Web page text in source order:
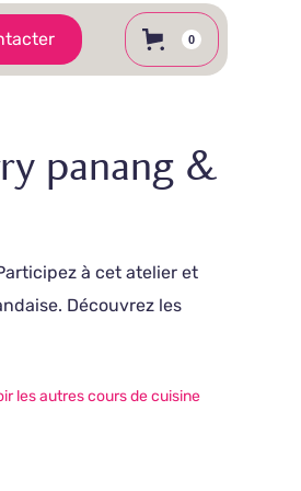
0
panang &
à cet atelier et
Découvrez les
les autres cours de cuisine